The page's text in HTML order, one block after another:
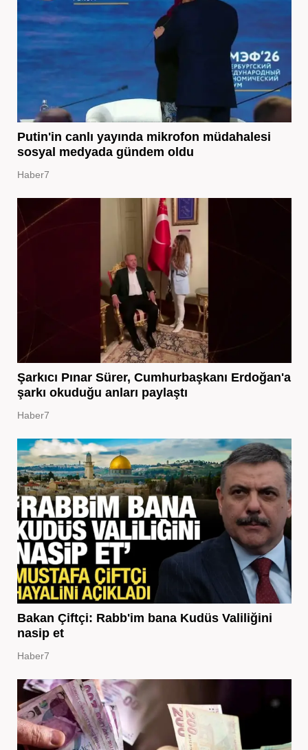
Putin'in canlı yayında mikrofon müdahalesi
sosyal medyada gündem oldu
Haber7
Şarkıcı Pınar Sürer, Cumhurbaşkanı Erdoğan'a
şarkı okuduğu anları paylaştı
Haber7
Bakan Çiftçi: Rabb'im bana Kudüs Valiliğini
nasip et
Haber7